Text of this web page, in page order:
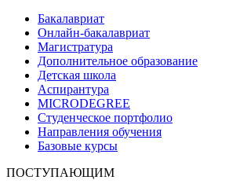
Бакалавриат
Онлайн-бакалавриат
Магистратура
Дополнительное образование
Детская школа
Аспирантура
MICRODEGREE
Студенческое портфолио
Направления обучения
Базовые курсы
ПОСТУПАЮЩИМ